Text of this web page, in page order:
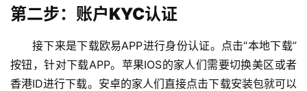
第二步：账户KYC认证
接下来是下载欧易APP进行身份认证。点击“本地下载”
按钮，针对下载APP。苹果IOS的家人们需要切换美区或者
香港ID进行下载。安卓的家人们直接点击下载安装包就可以